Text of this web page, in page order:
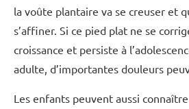
la voûte plantaire va se creuser et
s’affiner. Si ce pied plat ne se
croissance et persiste à
adulte, d’importantes douleurs
Les enfants peuvent aussi